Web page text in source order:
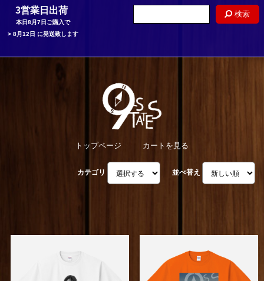
3営業日出荷
本日8月7日 ご購入で
> 8月12日 に発送致します
検索
トップページ カートを見る
カテゴリ 並べ替え